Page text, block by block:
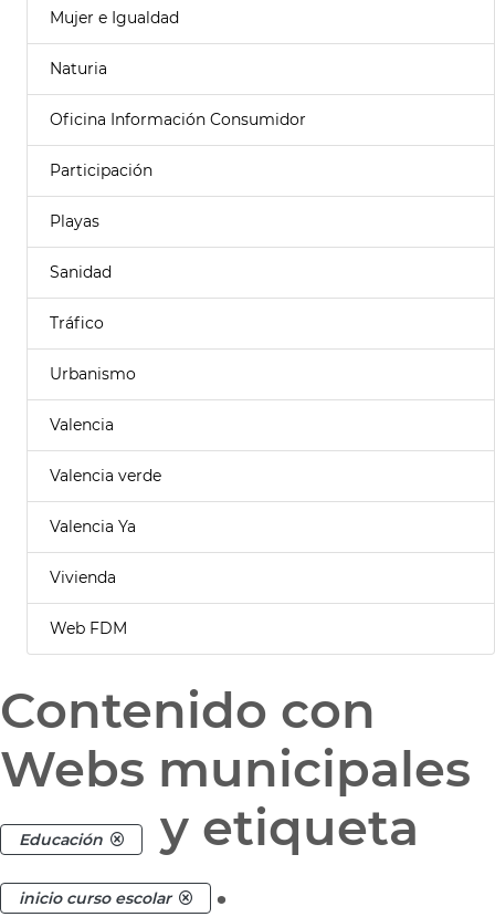
Mujer e Igualdad
Naturia
Oficina Información Consumidor
Participación
Playas
Sanidad
Tráfico
Urbanismo
Valencia
Valencia verde
Valencia Ya
Vivienda
Web FDM
Contenido con
Webs municipales
Educación y etiqueta
inicio curso escolar .